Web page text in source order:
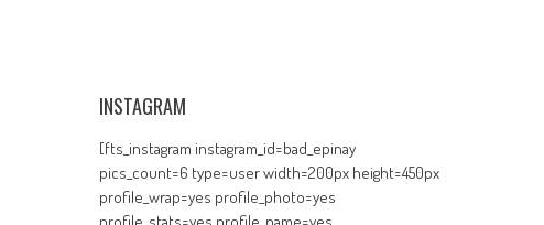
INSTAGRAM
[fts_instagram instagram_id=bad_epinay
pics_count=6 type=user width=200px height=450px
profile_wrap=yes profile_photo=yes